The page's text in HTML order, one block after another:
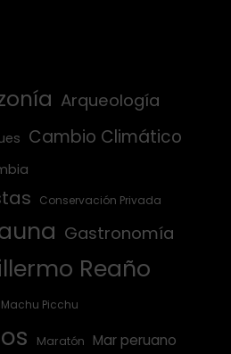
Arqueología
Cambio Climático
Conservación Privada
Gastronomía
Reaño
Machu Picchu
Maratón Mar peruano